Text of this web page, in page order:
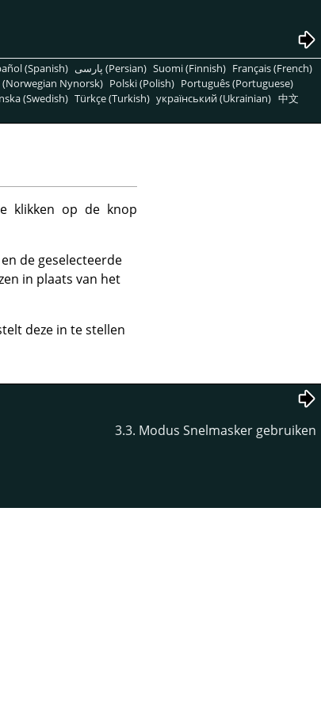
(Spanish) پارسی (Persian) Suomi (Finnish) Français (French)
Nynorsk) Polski (Polish) Português (Portuguese)
(Swedish) Türkçe (Turkish) український (Ukrainian) 中文
klikken op de knop
en de geselecteerde
in plaats van het
deze in te stellen
3.3. Modus Snelmasker gebruiken